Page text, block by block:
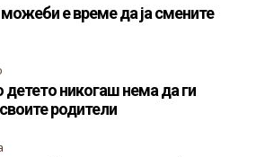
е време да ја смените
детето никогаш нема да ги
родители